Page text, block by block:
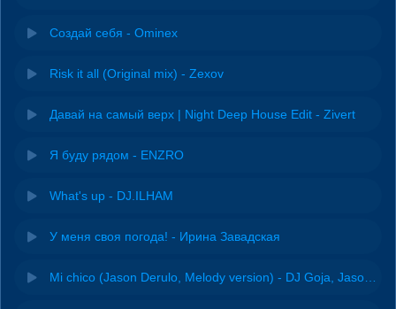
Создай себя - Ominex
Risk it all (Original mix) - Zexov
Давай на самый верх | Night Deep House Edit - Zivert
Я буду рядом - ENZRO
What's up - DJ.ILHAM
У меня своя погода! - Ирина Завадская